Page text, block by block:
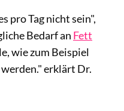
pro Tag nicht sein",
Bedarf an Fett
wie zum Beispiel
erklärt Dr.